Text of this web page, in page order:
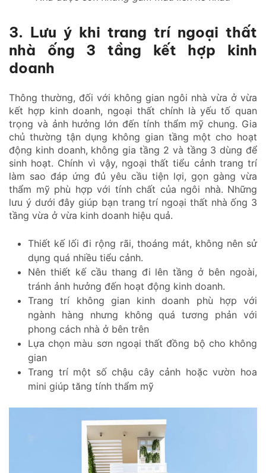
3. Lưu ý khi trang trí ngoại thất
nhà ống 3 tầng kết hợp kinh
doanh
Thông thường, đối với không gian ngôi nhà vừa ở vừa
kết hợp kinh doanh, ngoại thất chính là yếu tố quan
trọng và ảnh hưởng lớn đến tính thẩm mỹ chung. Gia
chủ thường tận dụng không gian tầng một cho hoạt
động kinh doanh, không gia tầng 2 và tầng 3 dùng để
sinh hoạt. Chính vì vậy, ngoại thất tiểu cảnh trang trí
làm sao đáp ứng đủ yêu cầu tiện lợi, gọn gàng vừa
thẩm mỹ phù hợp với tính chất của ngôi nhà. Những
lưu ý dưới đây giúp bạn trang trí ngoại thất nhà ống 3
tầng vừa ở vừa kinh doanh hiệu quả.
Thiết kế lối đi rộng rãi, thoáng mát, không nên sử
dụng quá nhiều tiểu cảnh.
Nên thiết kế cầu thang đi lên tầng ở bên ngoài,
tránh ảnh hưởng đến hoạt động kinh doanh.
Trang trí không gian kinh doanh phù hợp với
ngành hàng nhưng không quá tương phản với
phong cách nhà ở bên trên
Lựa chọn màu sơn ngoại thất đồng bộ cho không
gian
Trang trí một số chậu cây cảnh hoặc vườn hoa
mini giúp tăng tính thẩm mỹ